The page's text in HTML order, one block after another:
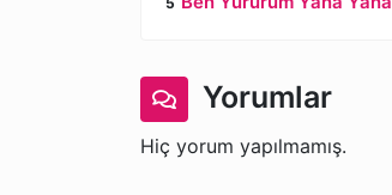
Yorumlar
Hiç yorum yapılmamış.